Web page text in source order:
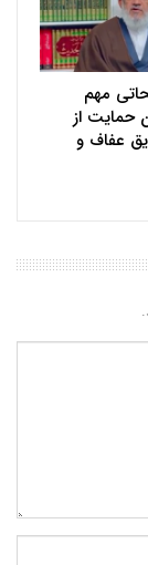
مهم
حمایت از
عفاف و